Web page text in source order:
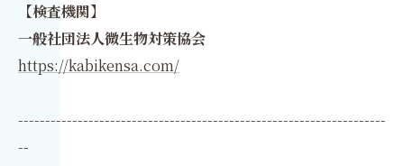
【検査機関】
一般社団法人微生物対策協会
https://kabikensa.com/
--------------------------------------------------------------------
--